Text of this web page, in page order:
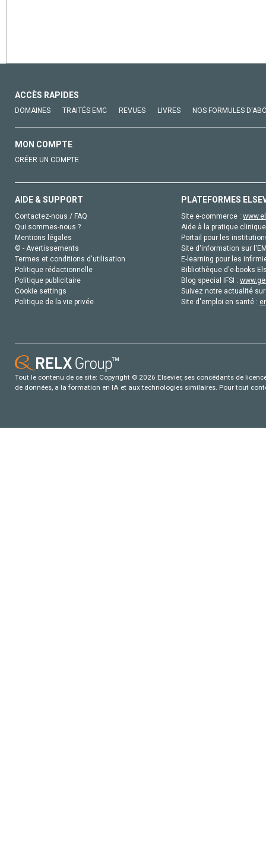
ACCÈS RAPIDES
DOMAINES TRAITÉS EMC REVUES LIVRES NOS FORMULES
MON COMPTE
CRÉER UN COMPTE
AIDE & SUPPORT
Contactez-nous / FAQ
Qui sommes-nous ?
Mentions légales
© - Avertissements
Termes et conditions d'utilisation
Politique rédactionnelle
Politique publicitaire
Cookie settings
Politique de la vie privée
PLATEFORMES
Site e-commerce :
Aide à la pratique
Portail pour les
Site d'information sur
E-learning pour les
Bibliothèque d'e-books
Blog special IFSI :
Suivez notre actualité
Site d'emploi en santé :
Tout le contenu de ce site: Copyright © 2026 Elsevier, ses concédants de
de données, a la formation en IA et aux technologies similaires. Pour tout